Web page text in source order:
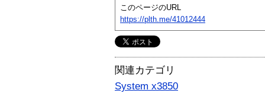
このページのURL
https://plth.me/41012444
関連カテゴリ
System x3850